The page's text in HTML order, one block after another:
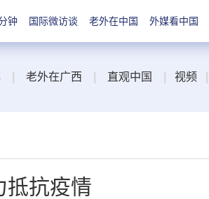
钟 国际微访谈 老外在中国 外媒看中国
老外在广西 直观中国 视频
抵抗疫情